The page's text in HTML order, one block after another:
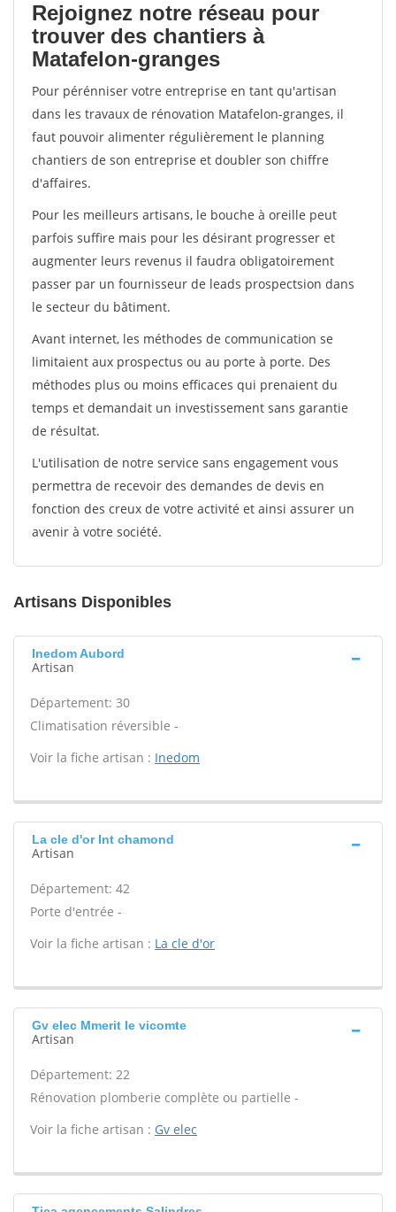
Rejoignez notre réseau pour
trouver des chantiers à
Matafelon-granges
Pour pérénniser votre entreprise en tant qu'artisan
dans les travaux de rénovation Matafelon-granges, il
faut pouvoir alimenter régulièrement le planning
chantiers de son entreprise et doubler son chiffre
d'affaires.
Pour les meilleurs artisans, le bouche à oreille peut
parfois suffire mais pour les désirant progresser et
augmenter leurs revenus il faudra obligatoirement
passer par un fournisseur de leads prospectsion dans
le secteur du bâtiment.
Avant internet, les méthodes de communication se
limitaient aux prospectus ou au porte à porte. Des
méthodes plus ou moins efficaces qui prenaient du
temps et demandait un investissement sans garantie
de résultat.
L'utilisation de notre service sans engagement vous
permettra de recevoir des demandes de devis en
fonction des creux de votre activité et ainsi assurer un
avenir à votre société.
Artisans Disponibles
Inedom Aubord
Artisan
Département: 30
Climatisation réversible -
Voir la fiche artisan : Inedom
La cle d'or Int chamond
Artisan
Département: 42
Porte d'entrée -
Voir la fiche artisan : La cle d'or
Gv elec Mmerit le vicomte
Artisan
Département: 22
Rénovation plomberie complète ou partielle -
Voir la fiche artisan : Gv elec